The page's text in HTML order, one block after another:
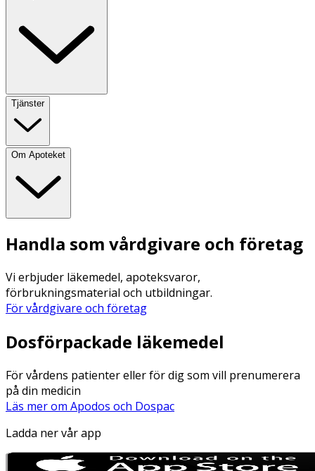
Tjänster
Om Apoteket
Handla som vårdgivare och företag
Vi erbjuder läkemedel, apoteksvaror,
förbrukningsmaterial och utbildningar.
För vårdgivare och företag
Dosförpackade läkemedel
För vårdens patienter eller för dig som vill prenumerera
på din medicin
Läs mer om Apodos och Dospac
Ladda ner vår app